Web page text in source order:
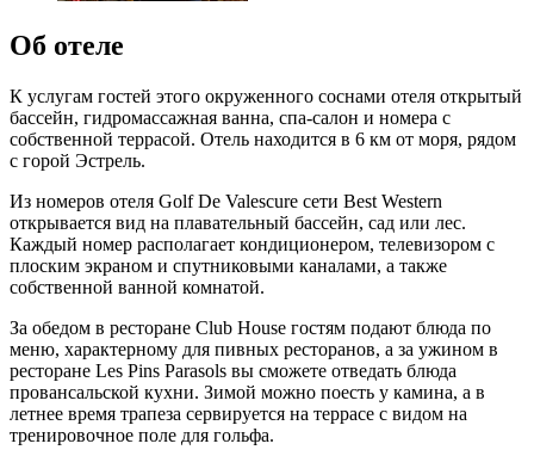
Об отеле
К услугам гостей этого окруженного соснами отеля открытый
бассейн, гидромассажная ванна, спа-салон и номера с
собственной террасой. Отель находится в 6 км от моря, рядом
с горой Эстрель.
Из номеров отеля Golf De Valescure сети Best Western
открывается вид на плавательный бассейн, сад или лес.
Каждый номер располагает кондиционером, телевизором с
плоским экраном и спутниковыми каналами, а также
собственной ванной комнатой.
За обедом в ресторане Club House гостям подают блюда по
меню, характерному для пивных ресторанов, а за ужином в
ресторане Les Pins Parasols вы сможете отведать блюда
провансальской кухни. Зимой можно поесть у камина, а в
летнее время трапеза сервируется на террасе с видом на
тренировочное поле для гольфа.